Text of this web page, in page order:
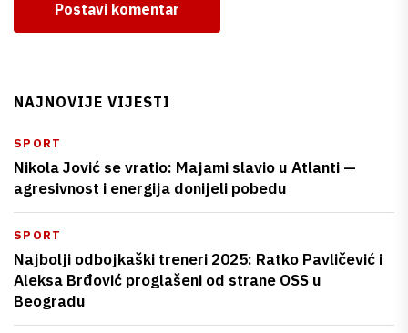
Postavi komentar
NAJNOVIJE VIJESTI
SPORT
Nikola Jović se vratio: Majami slavio u Atlanti —
agresivnost i energija donijeli pobedu
SPORT
Najbolji odbojkaški treneri 2025: Ratko Pavličević i
Aleksa Brđović proglašeni od strane OSS u
Beogradu